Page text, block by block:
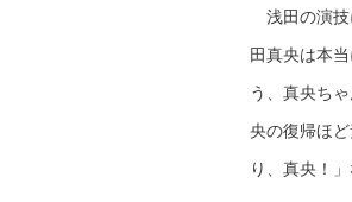
浅田の演技
田真央は本
う、真央ち
央の復帰ほ
り、真央！